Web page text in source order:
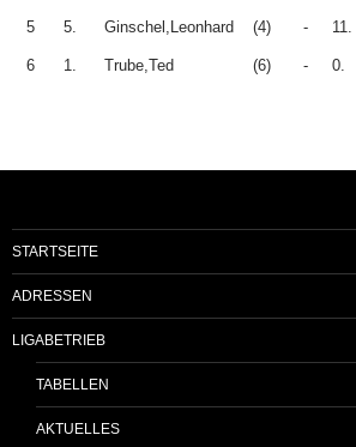
5 5. Ginschel,Leonhard (4) - 11.
6 1. Trube,Ted (6) - 0.
STARTSEITE
ADRESSEN
LIGABETRIEB
TABELLEN
AKTUELLES